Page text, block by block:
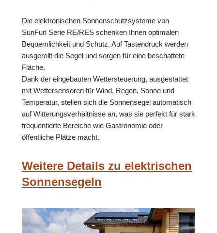
Die elektronischen Sonnenschutzsysteme von
SunFurl Serie RE/RES schenken Ihnen optimalen
Bequemlichkeit und Schutz. Auf Tastendruck werden
ausgerollt die Segel und sorgen für eine beschattete
Fläche.
Dank der eingebauten Wettersteuerung, ausgestattet
mit Wettersensoren für Wind, Regen, Sonne und
Temperatur, stellen sich die Sonnensegel automatisch
auf Witterungsverhältnisse an, was sie perfekt für stark
frequentierte Bereiche wie Gastronomie oder
öffentliche Plätze macht.
Weitere Details zu elektrischen
Sonnensegeln